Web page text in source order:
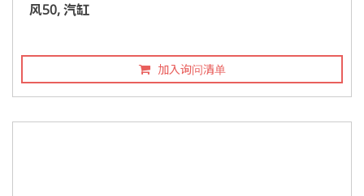
风50, 汽缸
加入询问清单